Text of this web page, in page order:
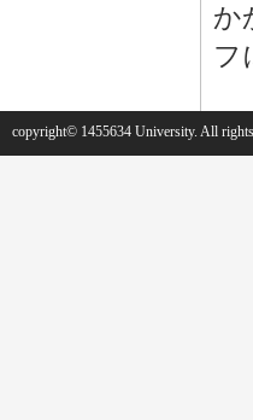
か
フ
copyright© 1455634 University. All rights